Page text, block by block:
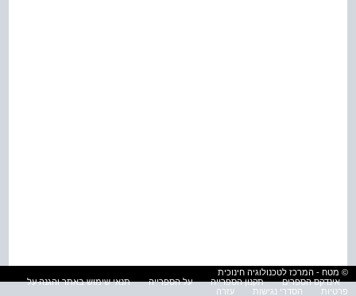
© מטח - המרכז לטכנולוגיה חינוכית
אינדקס הספרים
תקנון הספרייה על הספרייה
תנאי שימוש באתר והגנה על
פרטיות
הסדרי נגישות עזרה